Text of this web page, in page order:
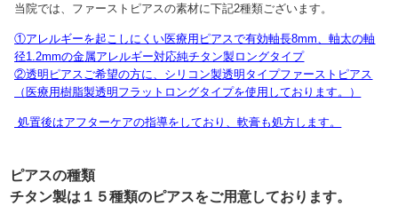
当院では、ファーストピアスの素材に下記2種類ございます。
①アレルギーを起こしにくい医療用ピアスで有効軸長8mm、軸太の軸
径1.2mmの金属アレルギー対応純チタン製ロングタイプ
②透明 ピアスご希望の方に、シリコン製透明タイプファーストピアス
（ 医療用樹脂製透明フラットロングタイプを使用しております。）
処置後はアフターケアの指導をしており、軟膏も処方します。
ピアスの種類
チタン製は１５種類のピアスをご用意しております。